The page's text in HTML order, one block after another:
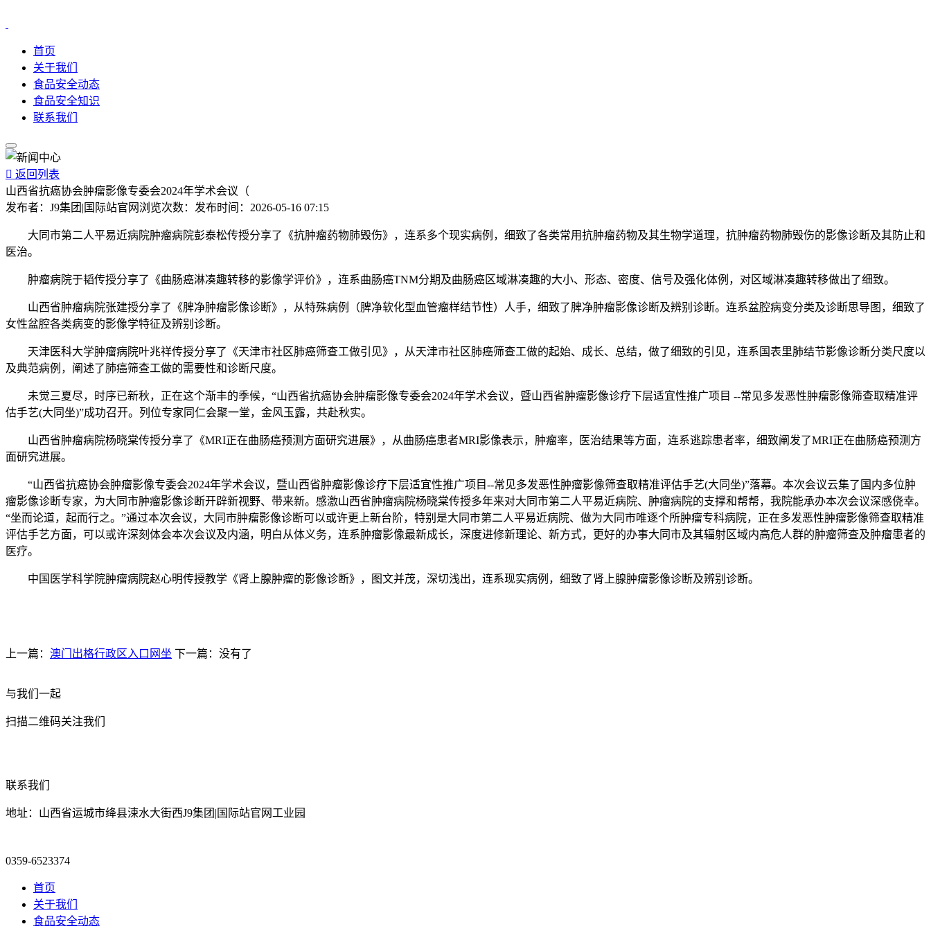
首页
关于我们
食品安全动态
食品安全知识
联系我们
 返回列表
山西省抗癌协会肿瘤影像专委会2024年学术会议（
发布者： J9集团|国际站官网 浏览次数： 发布时间： 2026-05-16 07:15
大同市第二人平易近病院肿瘤病院彭泰松传授分享了《抗肿瘤药物肺毁伤》，连系多个现实病例，细致了各类常用抗肿瘤药物及其生物学道理，抗肿瘤药物肺毁伤的影像诊断及其防止和
医治。
肿瘤病院于韬传授分享了《曲肠癌淋凑趣转移的影像学评价》，连系曲肠癌TNM分期及曲肠癌区域淋凑趣的大小、形态、密度、信号及强化体例，对区域淋凑趣转移做出了细致。
山西省肿瘤病院张建授分享了《脾净肿瘤影像诊断》，从特殊病例（脾净软化型血管瘤样结节性）人手，细致了脾净肿瘤影像诊断及辨别诊断。连系盆腔病变分类及诊断思导图，细致了
女性盆腔各类病变的影像学特征及辨别诊断。
天津医科大学肿瘤病院叶兆祥传授分享了《天津市社区肺癌筛查工做引见》，从天津市社区肺癌筛查工做的起始、成长、总结，做了细致的引见，连系国表里肺结节影像诊断分类尺度以
及典范病例，阐述了肺癌筛查工做的需要性和诊断尺度。
未觉三夏尽，时序已新秋，正在这个渐丰的季候，“山西省抗癌协会肿瘤影像专委会2024年学术会议，暨山西省肿瘤影像诊疗下层适宜性推广项目 --常见多发恶性肿瘤影像筛查取精准评
估手艺(大同坐)”成功召开。列位专家同仁会聚一堂，金风玉露，共赴秋实。
山西省肿瘤病院杨晓棠传授分享了《MRI正在曲肠癌预测方面研究进展》，从曲肠癌患者MRI影像表示，肿瘤率，医治结果等方面，连系逃踪患者率，细致阐发了MRI正在曲肠癌预测方
面研究进展。
“山西省抗癌协会肿瘤影像专委会2024年学术会议，暨山西省肿瘤影像诊疗下层适宜性推广项目--常见多发恶性肿瘤影像筛查取精准评估手艺(大同坐)”落幕。本次会议云集了国内多位肿
瘤影像诊断专家，为大同市肿瘤影像诊断开辟新视野、带来新。感激山西省肿瘤病院杨晓棠传授多年来对大同市第二人平易近病院、肿瘤病院的支撑和帮帮，我院能承办本次会议深感侥幸。
“坐而论道，起而行之。”通过本次会议，大同市肿瘤影像诊断可以或许更上新台阶，特别是大同市第二人平易近病院、做为大同市唯逐个所肿瘤专科病院，正在多发恶性肿瘤影像筛查取精准
评估手艺方面，可以或许深刻体会本次会议及内涵，明白从体义务，连系肿瘤影像最新成长，深度进修新理论、新方式，更好的办事大同市及其辐射区域内高危人群的肿瘤筛查及肿瘤患者的
医疗。
中国医学科学院肿瘤病院赵心明传授教学《肾上腺肿瘤的影像诊断》，图文并茂，深切浅出，连系现实病例，细致了肾上腺肿瘤影像诊断及辨别诊断。
上一篇： 澳门出格行政区入口网坐 下一篇：没有了
与我们一起
扫描二维码关注我们
联系我们
地址：山西省运城市绛县涑水大街西J9集团|国际站官网工业园
0359-6523374
首页
关于我们
食品安全动态